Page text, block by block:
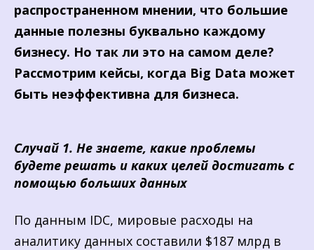
распространенном мнении, что большие
данные полезны буквально каждому
бизнесу. Но так ли это на самом деле?
Рассмотрим кейсы, когда Big Data может
быть неэффективна для бизнеса.
Случай 1. Не знаете, какие проблемы
будете решать и каких целей достигать с
помощью больших данных
По данным IDC, мировые расходы на
аналитику данных составили $187 млрд в